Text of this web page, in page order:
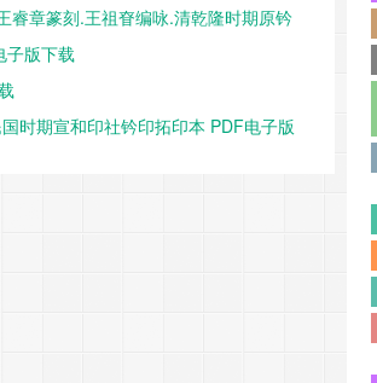
睿章篆刻.王祖眘编咏.清乾隆时期原钤
子版下载
时期宣和印社钤印拓印本 PDF电子版